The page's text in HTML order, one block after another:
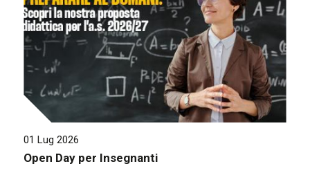
01 Lug 2026
Open Day per Insegnanti